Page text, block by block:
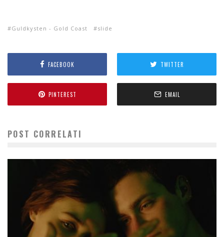
Guldkysten - Gold Coast slide
FACEBOOK TWITTER
PINTEREST EMAIL
POST CORRELATI